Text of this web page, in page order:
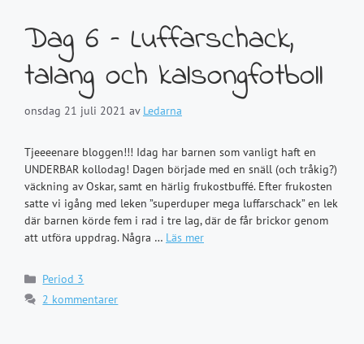
Dag 6 – Luffarschack,
talang och kalsongfotboll
onsdag 21 juli 2021 av Ledarna
Tjeeeenare bloggen!!! Idag har barnen som vanligt haft en
UNDERBAR kollodag! Dagen började med en snäll (och tråkig?)
väckning av Oskar, samt en härlig frukostbuffé. Efter frukosten
satte vi igång med leken ”superduper mega luffarschack” en lek
där barnen körde fem i rad i tre lag, där de får brickor genom
att utföra uppdrag. Några … Läs mer
Kategorier
Period 3
2 kommentarer